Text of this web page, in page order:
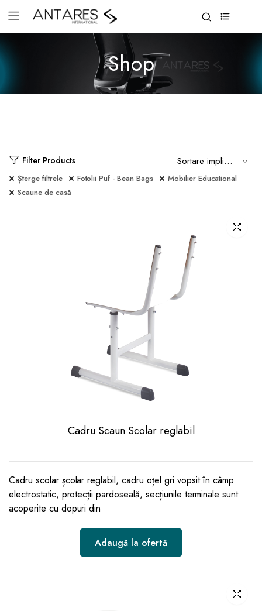
Shop
Filter Products
Șterge filtrele Fotolii Puf - Bean Bags
Mobilier Educational
Scaune de casă
Cadru Scaun Scolar reglabil
Cadru scolar școlar reglabil, cadru oțel gri vopsit în câmp
electrostatic, protecții pardoseală, secțiunile terminale sunt
acoperite cu dopuri din
Adaugă la ofertă